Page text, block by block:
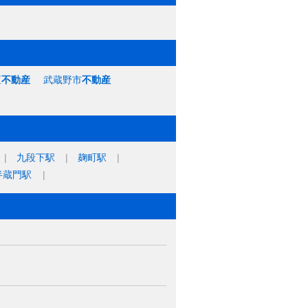
不動産 武蔵野市不動産
九段下駅
麹町駅
蔵門駅